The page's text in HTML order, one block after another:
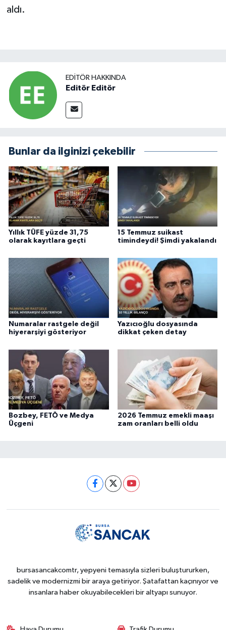
aldı.
EDITÖR HAKKINDA
Editör Editör
Bunlar da ilginizi çekebilir
Yıllık TÜFE yüzde 31,75
olarak kayıtlara geçti
15 Temmuz suikast
timindeydi! Şimdi yakalandı
Numaralar rastgele değil
hiyerarşiyi gösteriyor
Yazıcıoğlu dosyasında
dikkat çeken detay
Bozbey, FETÖ ve Medya
Üçgeni
2026 Temmuz emekli maaşı
zam oranları belli oldu
bursasancakcomtr, yepyeni temasıyla sizleri buluştururken,
sadelik ve modernizmi bir araya getiriyor. Şatafattan kaçınıyor ve
insanlara haber okuyabilecekleri bir altyapı sunuyor.